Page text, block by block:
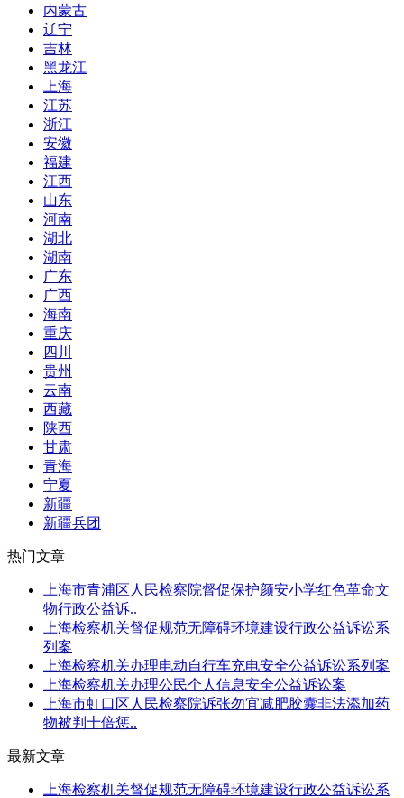
内蒙古
辽宁
吉林
黑龙江
上海
江苏
浙江
安徽
福建
江西
山东
河南
湖北
湖南
广东
广西
海南
重庆
四川
贵州
云南
西藏
陕西
甘肃
青海
宁夏
新疆
新疆兵团
热门文章
上海市青浦区人民检察院督促保护颜安小学红色革命文
物行政公益诉..
上海检察机关督促规范无障碍环境建设行政公益诉讼系
列案
上海检察机关办理电动自行车充电安全公益诉讼系列案
上海检察机关办理公民个人信息安全公益诉讼案
上海市虹口区人民检察院诉张勿宜减肥胶囊非法添加药
物被判十倍惩..
最新文章
上海检察机关督促规范无障碍环境建设行政公益诉讼系